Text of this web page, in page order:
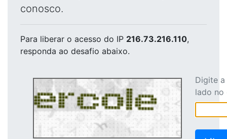
conosco.
Para liberar o acesso do IP 216.73.216.110,
responda ao desafio abaixo.
Digite
lado no